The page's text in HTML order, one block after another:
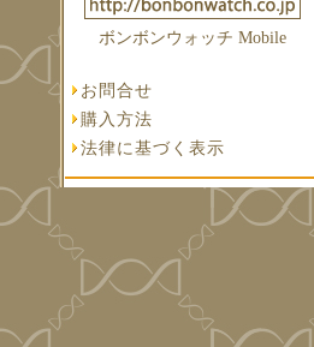
ボンボンウォッチ Mobile
お問合せ
購入方法
法律に基づく表示